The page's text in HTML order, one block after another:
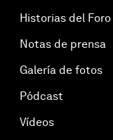
Historias del Foro
Notas de prensa
Galería de fotos
Pódcast
Vídeos